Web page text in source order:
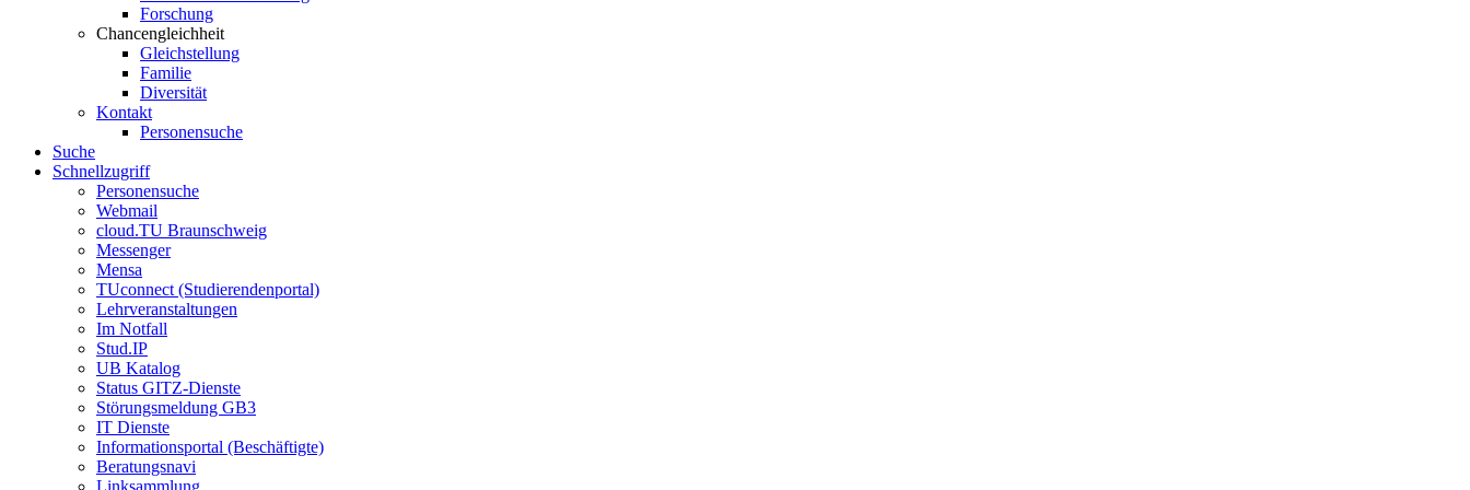
Forschung
Chancengleichheit
Gleichstellung
Familie
Diversität
Kontakt
Personensuche
Suche
Schnellzugriff
Personensuche
Webmail
cloud.TU Braunschweig
Messenger
Mensa
TUconnect (Studierendenportal)
Lehrveranstaltungen
Im Notfall
Stud.IP
UB Katalog
Status GITZ-Dienste
Störungsmeldung GB3
IT Dienste
Informationsportal (Beschäftigte)
Beratungsnavi
Linksammlung